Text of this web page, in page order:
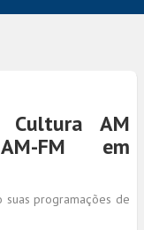
AM
FM em
suas programações de